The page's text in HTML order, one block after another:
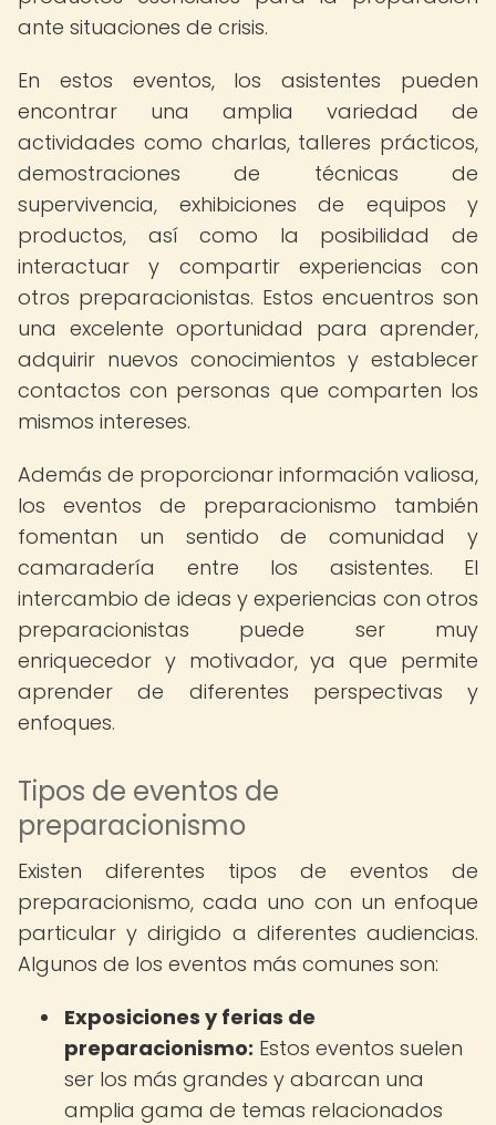
ante situaciones de crisis.
En estos eventos, los asistentes pueden
encontrar una amplia variedad de
actividades como charlas, talleres prácticos,
demostraciones de técnicas de
supervivencia, exhibiciones de equipos y
productos, así como la posibilidad de
interactuar y compartir experiencias con
otros preparacionistas. Estos encuentros son
una excelente oportunidad para aprender,
adquirir nuevos conocimientos y establecer
contactos con personas que comparten los
mismos intereses.
Además de proporcionar información valiosa,
los eventos de preparacionismo también
fomentan un sentido de comunidad y
camaradería entre los asistentes. El
intercambio de ideas y experiencias con otros
preparacionistas puede ser muy
enriquecedor y motivador, ya que permite
aprender de diferentes perspectivas y
enfoques.
Tipos de eventos de
preparacionismo
Existen diferentes tipos de eventos de
preparacionismo, cada uno con un enfoque
particular y dirigido a diferentes audiencias.
Algunos de los eventos más comunes son:
Exposiciones y ferias de
preparacionismo: Estos eventos suelen
ser los más grandes y abarcan una
amplia gama de temas relacionados